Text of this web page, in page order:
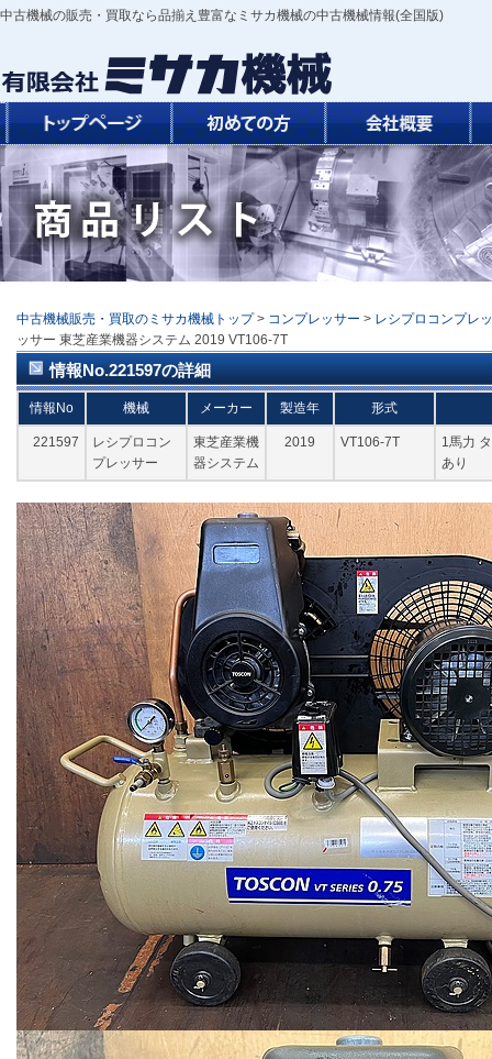
中古機械の販売・買取なら品揃え豊富なミサカ機械の中古機械情報(全国版)
中古機械販売・買取のミサカ機械トップ > コンプレッサー > レシプロコンプレ
ッサー 東芝産業機器システム 2019 VT106-7T
情報No.221597の詳細
情報No 機械 メーカー 製造年 形式
221597
レシプロコン
プレッサー
東芝産業機
器システム
2019 VT106-7T
1馬力
あり